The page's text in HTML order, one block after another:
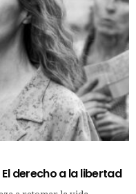
derecho a la libertad